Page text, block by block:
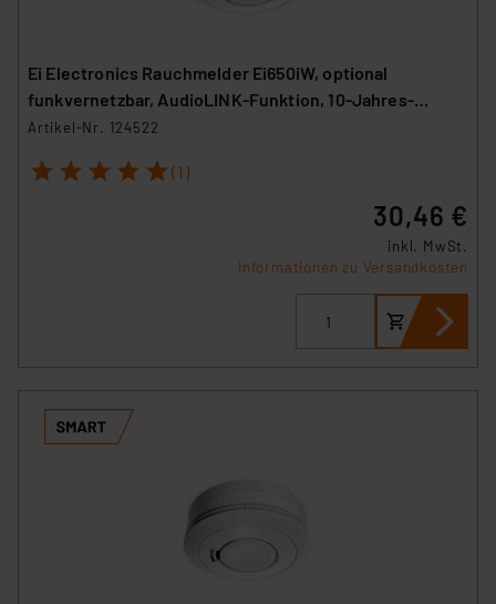
Ei Electronics Rauchmelder Ei650iW, optional
funkvernetzbar, AudioLINK-Funktion, 10-Jahres-
Batterie
Artikel-Nr. 124522
1 2 3 4 5 (1)
30,46 €
inkl. MwSt.
Informationen zu Versandkosten